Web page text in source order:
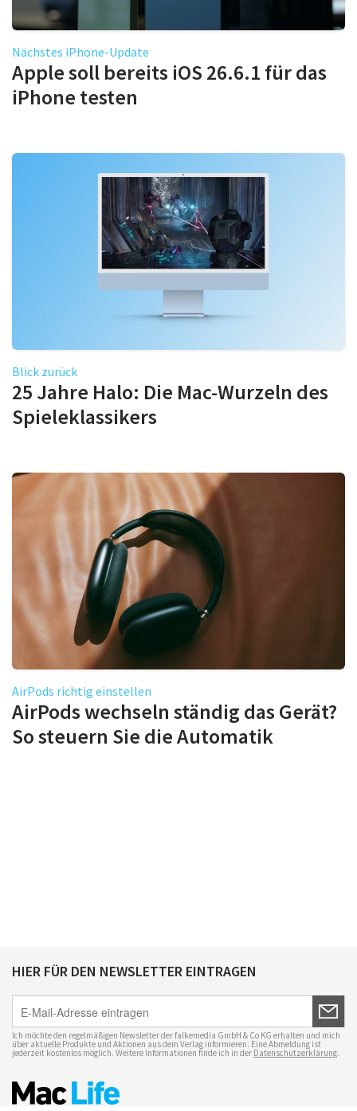
Nächstes iPhone-Update
Apple soll bereits iOS 26.6.1 für das
iPhone testen
Blick zurück
25 Jahre Halo: Die Mac-Wurzeln des
Spieleklassikers
AirPods richtig einstellen
AirPods wechseln ständig das Gerät?
So steuern Sie die Automatik
HIER FÜR DEN NEWSLETTER EINTRAGEN
Ich möchte den regelmäßigen Newsletter der falkemedia GmbH & Co KG erhalten und mich
über aktuelle Produkte und Aktionen aus dem Verlag informieren. Eine Abmeldung ist
jederzeit kostenlos möglich. Weitere Informationen finde ich in der Datenschutzerklärung.